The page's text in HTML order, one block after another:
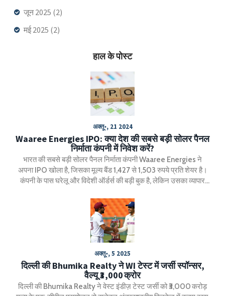
जून 2025 (2)
मई 2025 (2)
हाल के पोस्ट
अक्तू॰, 21 2024
Waaree Energies IPO: क्या देश की सबसे बड़ी सोलर पैनल
निर्माता कंपनी में निवेश करें?
भारत की सबसे बड़ी सोलर पैनल निर्माता कंपनी Waaree Energies ने
अपना IPO खोला है, जिसका मूल्य बैंड 1,427 से 1,503 रुपये प्रति शेयर है।
कंपनी के पास घरेलू और विदेशी ऑर्डर्स की बड़ी बुक है, लेकिन उसका व्यापार
करने के प्रयास में भी जुटी है। वित्त वर्ष 24 के लिए कंपनी ने मजबूत वित्तीय
प्रदर्शन दर्ज किया है।
अक्तू॰, 5 2025
दिल्ली की Bhumika Realty ने WI टेस्ट में जर्सी स्पॉन्सर,
वैल्यू ₹3,000 क्रोर
दिल्ली की Bhumika Realty ने वेस्ट इंडीज़ टेस्ट जर्सी को ₹3,000 करोड़